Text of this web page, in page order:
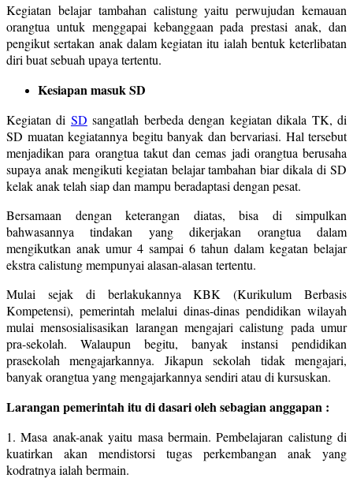
Kegiatan belajar tambahan calistung yaitu perwujudan kemauan
orangtua untuk menggapai kebanggaan pada prestasi anak, dan
pengikut sertakan anak dalam kegiatan itu ialah bentuk keterlibatan
diri buat sebuah upaya tertentu.
Kesiapan masuk SD
Kegiatan di SD sangatlah berbeda dengan kegiatan dikala TK, di
SD muatan kegiatannya begitu banyak dan bervariasi. Hal tersebut
menjadikan para orangtua takut dan cemas jadi orangtua berusaha
supaya anak mengikuti kegiatan belajar tambahan biar dikala di SD
kelak anak telah siap dan mampu beradaptasi dengan pesat.
Bersamaan dengan keterangan diatas, bisa di simpulkan
bahwasannya tindakan yang dikerjakan orangtua dalam
mengikutkan anak umur 4 sampai 6 tahun dalam kegatan belajar
ekstra calistung mempunyai alasan-alasan tertentu.
Mulai sejak di berlakukannya KBK (Kurikulum Berbasis
Kompetensi), pemerintah melalui dinas-dinas pendidikan wilayah
mulai mensosialisasikan larangan mengajari calistung pada umur
pra-sekolah. Walaupun begitu, banyak instansi pendidikan
prasekolah mengajarkannya. Jikapun sekolah tidak mengajari,
banyak orangtua yang mengajarkannya sendiri atau di kursuskan.
Larangan pemerintah itu di dasari oleh sebagian anggapan :
1. Masa anak-anak yaitu masa bermain. Pembelajaran calistung di
kuatirkan akan mendistorsi tugas perkembangan anak yang
kodratnya ialah bermain.